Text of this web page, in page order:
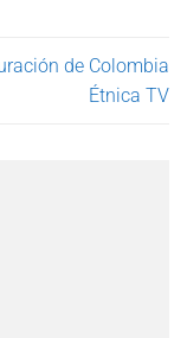
de Colombia
Étnica TV